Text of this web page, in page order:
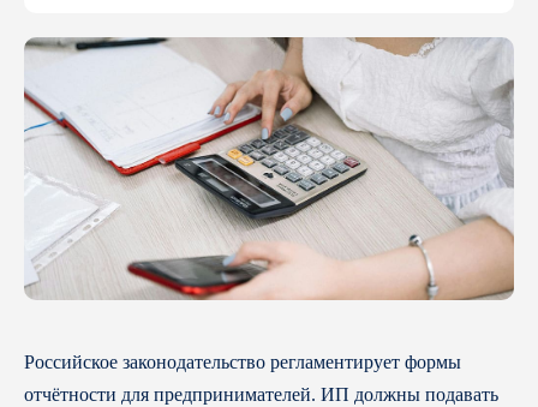
Российское законодательство регламентирует формы
отчётности для предпринимателей. ИП должны подавать